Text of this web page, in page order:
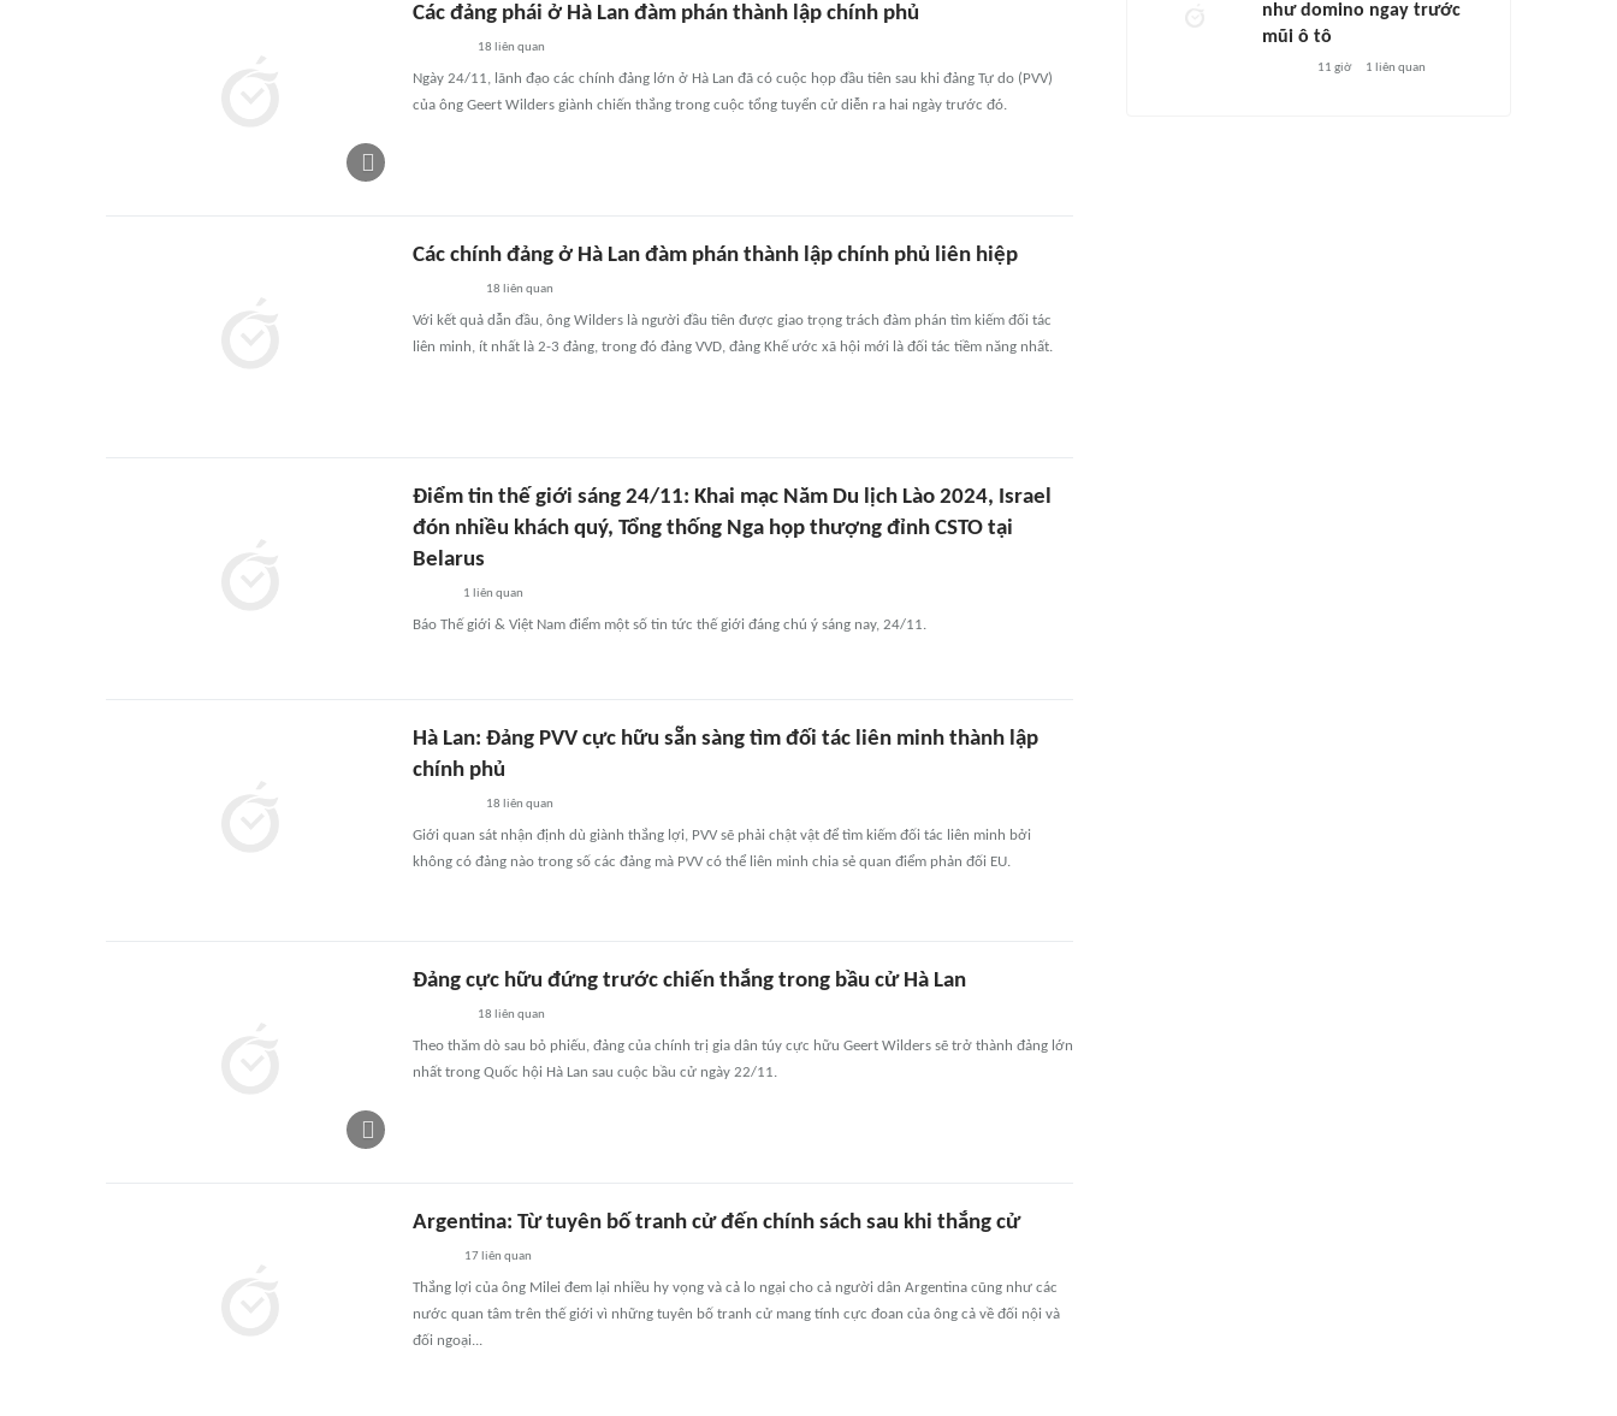
Các đảng phái ở Hà Lan đàm phán thành lập chính phủ
18 liên quan
Ngày 24/11, lãnh đạo các chính đảng lớn ở Hà Lan đã có cuộc họp đầu tiên sau khi đảng Tự do (PVV)
của ông Geert Wilders giành chiến thắng trong cuộc tổng tuyển cử diễn ra hai ngày trước đó.
Các chính đảng ở Hà Lan đàm phán thành lập chính phủ liên hiệp
18 liên quan
Với kết quả dẫn đầu, ông Wilders là người đầu tiên được giao trọng trách đàm phán tìm kiếm đối tác
liên minh, ít nhất là 2-3 đảng, trong đó đảng VVD, đảng Khế ước xã hội mới là đối tác tiềm năng nhất.
Điểm tin thế giới sáng 24/11: Khai mạc Năm Du lịch Lào 2024, Israel
đón nhiều khách quý, Tổng thống Nga họp thượng đỉnh CSTO tại
Belarus
1 liên quan
Báo Thế giới & Việt Nam điểm một số tin tức thế giới đáng chú ý sáng nay, 24/11.
Hà Lan: Đảng PVV cực hữu sẵn sàng tìm đối tác liên minh thành lập
chính phủ
18 liên quan
Giới quan sát nhận định dù giành thắng lợi, PVV sẽ phải chật vật để tìm kiếm đối tác liên minh bởi
không có đảng nào trong số các đảng mà PVV có thể liên minh chia sẻ quan điểm phản đối EU.
Đảng cực hữu đứng trước chiến thắng trong bầu cử Hà Lan
18 liên quan
Theo thăm dò sau bỏ phiếu, đảng của chính trị gia dân túy cực hữu Geert Wilders sẽ trở thành đảng lớn
nhất trong Quốc hội Hà Lan sau cuộc bầu cử ngày 22/11.
Argentina: Từ tuyên bố tranh cử đến chính sách sau khi thắng cử
17liên quan
Thắng lợi của ông Milei đem lại nhiều hy vọng và cả lo ngại cho cả người dân Argentina cũng như các
nước quan tâm trên thế giới vì những tuyên bố tranh cử mang tính cực đoan của ông cả về đối nội và
đối ngoại...
như domino ngay trước
mũi ô tô
11 giờ 1 liên quan